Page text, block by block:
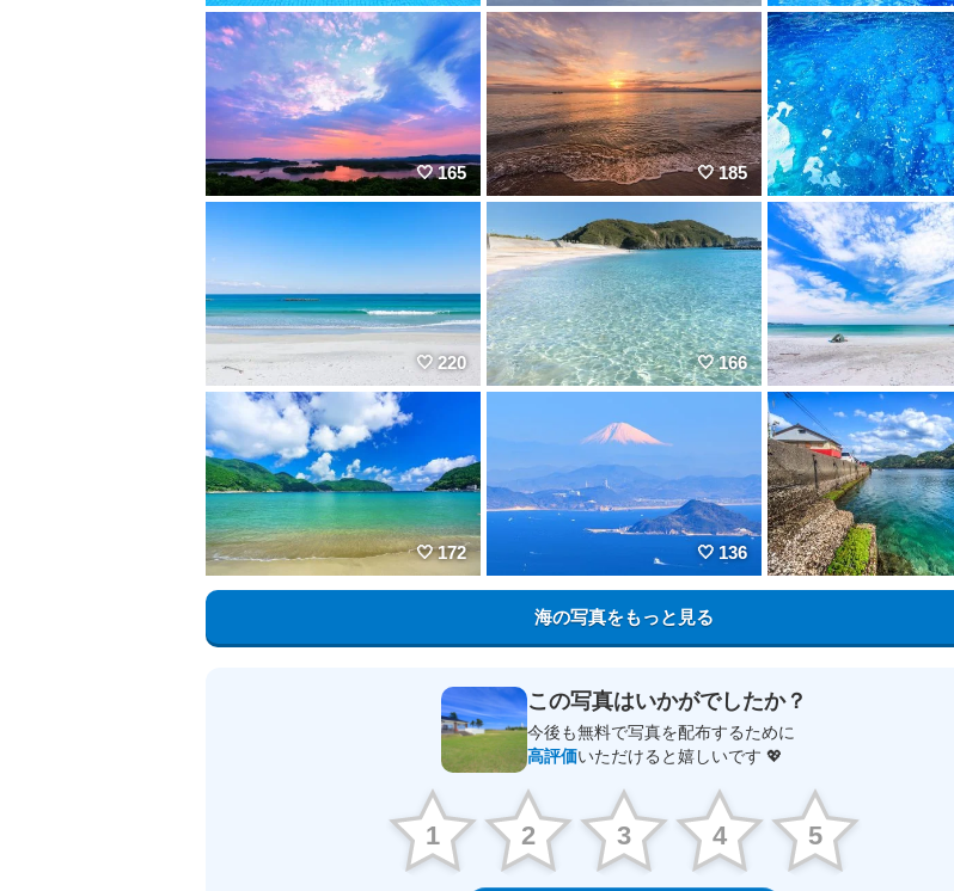
165 185
220 166
172 136
海の写真をもっと見る
この写真はいかがでしたか？
今後も無料で写真を配布するために
高評価いただけると嬉しいです 💖
1 2 3 4 5